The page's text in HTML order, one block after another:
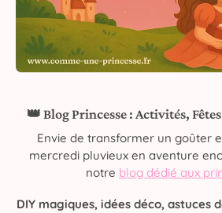
👑 Blog Princesse : Activités,
Envie de transformer un goûter
mercredi pluvieux en aventure
notre blog dédié aux
DIY magiques, idées déco, astuces